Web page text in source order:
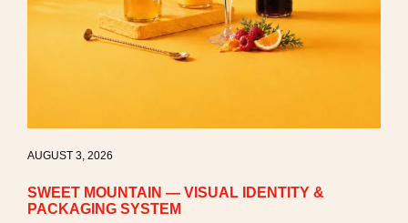
AUGUST 3, 2026
SWEET MOUNTAIN — VISUAL IDENTITY &
PACKAGING SYSTEM